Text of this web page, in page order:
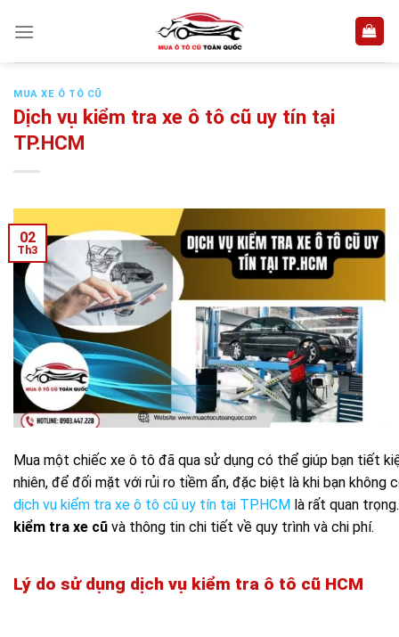
MUA XE Ô TÔ CŨ
Dịch vụ kiểm tra xe ô tô cũ uy tín tại
TP.HCM
02
Th3
Mua một chiếc xe ô tô đã qua sử dụng có thể giúp bạn tiết
nhiên, để đối mặt với rủi ro tiềm ẩn, đặc biệt là khi bạn không
dịch vụ kiểm tra xe ô tô cũ uy tín tại TP.HCM là rất quan
kiểm tra xe cũ và thông tin chi tiết về quy trình và chi phí.
Lý do sử dụng dịch vụ kiểm tra ô tô cũ HCM